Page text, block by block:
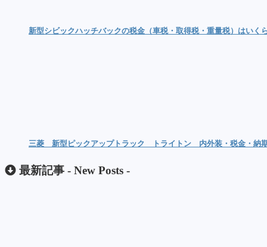
新型シビックハッチバックの税金（車税・取得税・重量税）はいく
三菱 新型ピックアップトラック トライトン 内外装・税金・納
最新記事 - New Posts -